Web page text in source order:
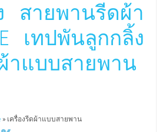
สายพานรีดผ้า
เทปพันลูกกลิ้ง
าแบบสายพาน
» เครื่องรีดผ้าแบบสายพาน